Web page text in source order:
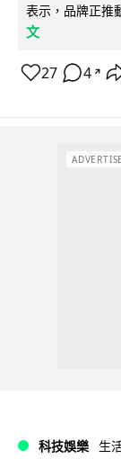
表示，品牌正推
文
27 4 ↗
科技娛樂 生